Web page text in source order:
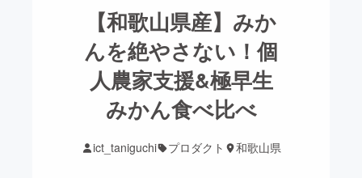
注目のリ 注目の新着プロ
ジェクト
募集終了が近いプ
ロジェクト
アート・写真
【和歌山県産】みか
んを絶やさない！個
人農家支援&極早生
みかん食べ比べ
ict_taniguchi プロダクト 和歌山県